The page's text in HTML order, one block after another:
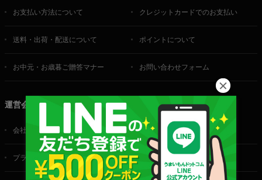
お支払い方法について クレジットカードでのお支払い
送料・出荷・配送について ポイントについて
お中元・お歳暮ご贈答マナー お問い合わせフォーム
運営会社
会社概要 ご利用規約
プライバシーポリシー 特定商取引法に基づく表記